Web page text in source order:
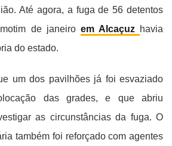
Até agora, a fuga de 56 detentos
de janeiro em Alcaçuz havia
do estado.
um dos pavilhões já foi esvaziado
das grades, e que abriu
as circunstâncias da fuga. O
também foi reforçado com agentes